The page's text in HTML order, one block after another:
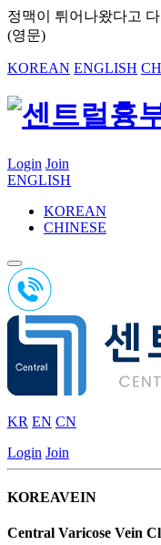
정맥이 튀어나왔다고
(영문)
KOREAN ENGLISH
Login Join
ENGLISH
KOREAN
CHINESE
KR EN CN
Login Join
KOREAVEIN
Central Varicose Vein